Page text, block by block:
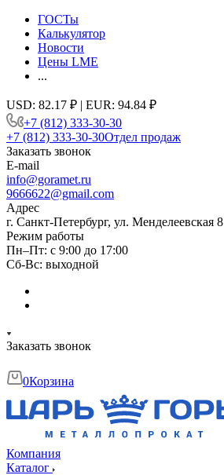
ГОСТы
Калькулятор
Новости
Цены LME
...
USD: 82.17 ₽ | EUR: 94.84 ₽
+7 (812) 333-30-30
+7 (812) 333-30-30Отдел продаж
Заказать звонок
E-mail
info@goramet.ru
9666622@gmail.com
Адрес
г. Санкт-Петербург, ул. Менделеевская 8
Режим работы
Пн–Пт: с 9:00 до 17:00
Сб-Вс: выходной
Заказать звонок
0Корзина
Компания
Каталог